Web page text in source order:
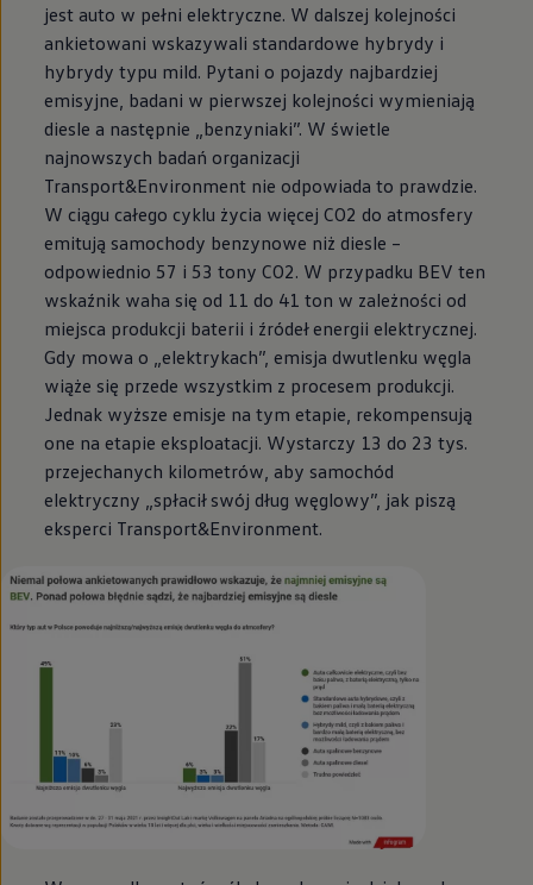
jest auto w pełni elektryczne. W dalszej kolejności
ankietowani wskazywali standardowe hybrydy i
hybrydy typu mild. Pytani o pojazdy najbardziej
emisyjne, badani w pierwszej kolejności wymieniają
diesle a następnie „benzyniaki”. W świetle
najnowszych badań organizacji
Transport&Environment nie odpowiada to prawdzie.
W ciągu całego cyklu życia więcej CO2 do atmosfery
emitują samochody benzynowe niż diesle –
odpowiednio 57 i 53 tony CO2. W przypadku BEV ten
wskaźnik waha się od 11 do 41 ton w zależności od
miejsca produkcji baterii i źródeł energii elektrycznej.
Gdy mowa o „elektrykach”, emisja dwutlenku węgla
wiąże się przede wszystkim z procesem produkcji.
Jednak wyższe emisje na tym etapie, rekompensują
one na etapie eksploatacji. Wystarczy 13 do 23 tys.
przejechanych kilometrów, aby samochód
elektryczny „spłacił swój dług węglowy”, jak piszą
eksperci Transport&Environment.